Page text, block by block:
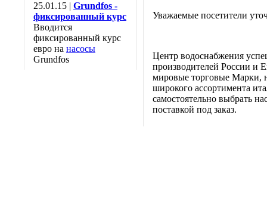
25.01.15 | Grundfos -
фиксированный курс
Вводится
фиксированный курс
евро на насосы
Grundfos
Уважаемые посетители
Центр водоснабжения
производителей России и
мировые торговые Марки,
широкого ассортимента
самостоятельно выбрать
поставкой под заказ.